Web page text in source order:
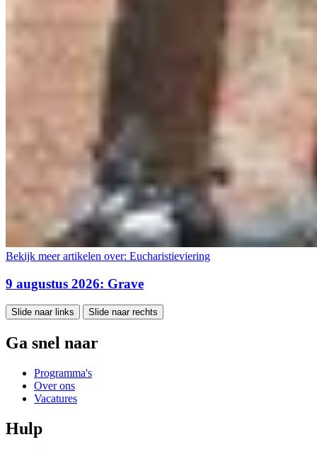
Bekijk meer artikelen over: Eucharistieviering
9 augustus 2026: Grave
Slide naar links Slide naar rechts
Ga snel naar
Programma's
Over ons
Vacatures
Hulp